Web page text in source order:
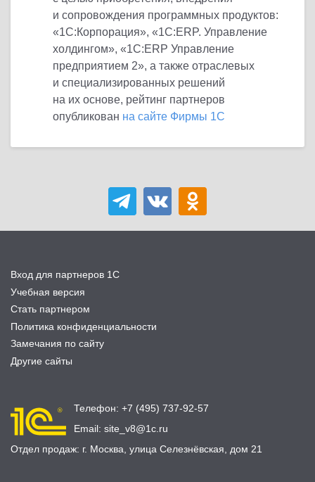
и сопровождения программных продуктов:
«1С:Корпорация», «1С:ERP. Управление
холдингом», «1С:ERP Управление
предприятием 2», а также отраслевых
и специализированных решений
на их основе, рейтинг партнеров
опубликован на сайте Фирмы 1С
Вход для партнеров 1С
Учебная версия
Стать партнером
Политика конфиденциальности
Замечания по сайту
Другие сайты
Телефон: +7 (495) 737-92-57
Email: site_v8@1c.ru
Отдел продаж: г. Москва улица Селезнёвская, дом 21